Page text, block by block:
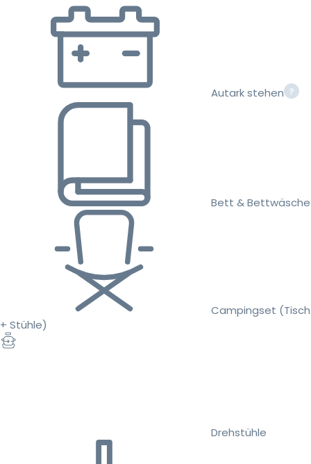
Autark stehen
Bett & Bettwäsche
Campingset (Tisch
+ Stühle)
Drehstühle